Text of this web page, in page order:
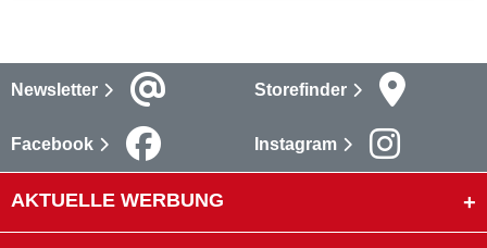
Newsletter Storefinder
Facebook Instagram
AKTUELLE WERBUNG